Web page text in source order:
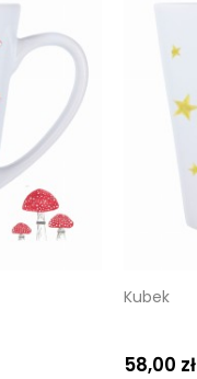
Kubek
58,00 zł